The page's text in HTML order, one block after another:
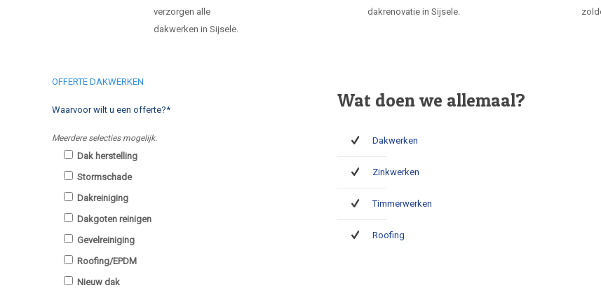
verzorgen alle
dakwerken in Sijsele.
dakrenovatie in Sijsele.
OFFERTE DAKWERKEN
Waarvoor wilt u een offerte?*
Meerdere selecties mogelijk.
Dak herstelling
Stormschade
Dakreiniging
Dakgoten reinigen
Gevelreiniging
Roofing/EPDM
Nieuw dak
Wat doen we allemaal?
Dakwerken
Zinkwerken
Timmerwerken
Roofing